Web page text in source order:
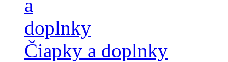
Čiapky a doplnky